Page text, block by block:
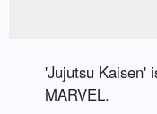
'Jujutsu Kaisen'
MARVEL.